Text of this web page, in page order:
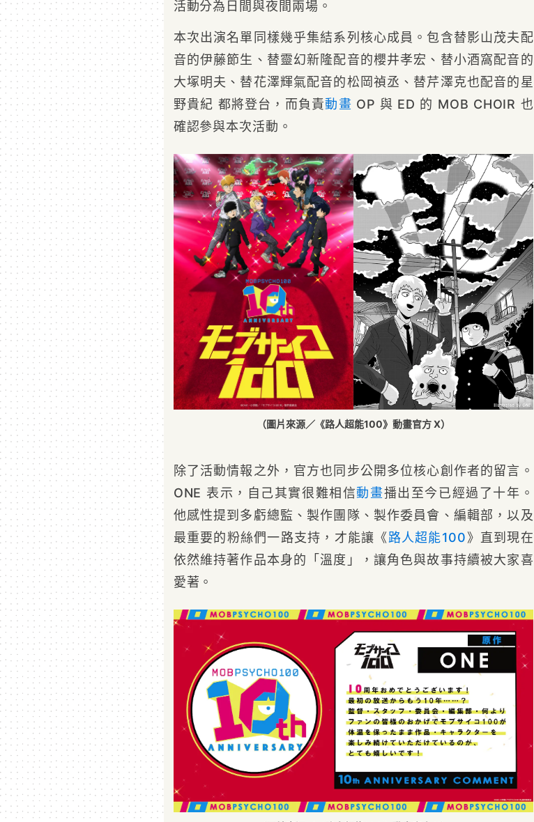
活動分為日間與夜間兩場。
本次出演名單同樣幾乎集結系列核心成員。包含替影山茂夫配
音的伊藤節生、替靈幻新隆配音的櫻井孝宏、替小酒窩配音的
大塚明夫、替花澤輝氣配音的松岡禎丞、替芹澤克也配音的星
野貴紀 都將登台，而負責動畫 OP 與 ED 的 MOB CHOIR 也
確認參與本次活動。
（圖片來源／《路人超能100》動畫官方 X）
除了活動情報之外，官方也同步公開多位核心創作者的留言。
ONE 表示，自己其實很難相信動畫播出至今已經過了十年。
他感性提到多虧總監、製作團隊、製作委員會、編輯部，以及
最重要的粉絲們一路支持，才能讓《路人超能100》直到現在
依然維持著作品本身的「溫度」，讓角色與故事持續被大家喜
愛著。